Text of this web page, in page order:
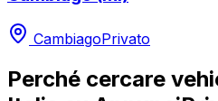
CambiagoPrivato
Perché cercare